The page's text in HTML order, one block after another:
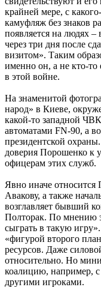
крайней мере, с
камуфляж без знаков
появляется на людях
через три дня после
визитом». Таким
именно он, а не кто-
в этой войне.
На знаменитой
народ» в Киеве,
какой-то западной
автоматами FN-90, а
президентской
доверия Порошенко к
офицерам этих служб.
Явно иначе
Авакову, а также
возглавляет бывший
Полторак. По мнению
сыграть в такую
«фигурой второго
ресурсов. Даже
относительно. Но
коалицию, например,
другими игроками.